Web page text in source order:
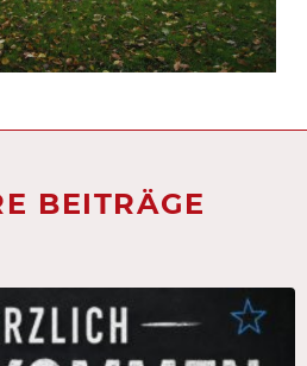
BEITRÄGE